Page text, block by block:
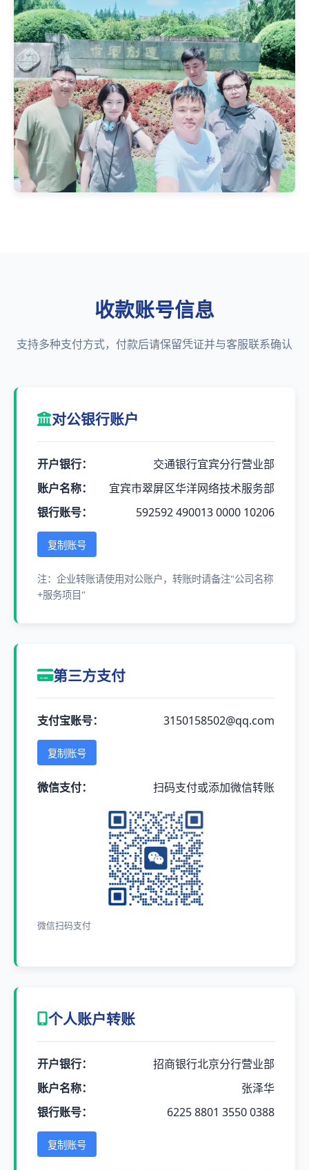
收款账号信息
支持多种支付方式，付款后请保留凭证并与客服联系确认
对公银行账户
开户银行：
交通银行宜宾分行营业部
账户名称：
宜宾市翠屏区华洋网络技术服务部
银行账号：
592592 490013 0000 10206
复制账号
注：企业转账请使用对公账户，转账时请备注"公司名称
+服务项目"
第三方支付
支付宝账号： 3150158502@qq.com
复制账号
微信支付： 扫码支付或添加微信转账
微信扫码支付
个人账户转账
开户银行：
招商银行北京分行营业部
账户名称：
张泽华
银行账号：
6225 8801 3550 0388
复制账号